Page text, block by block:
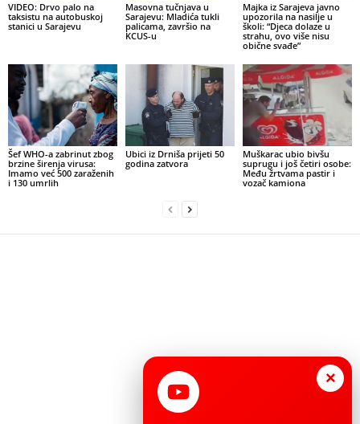
VIDEO: Drvo palo na
taksistu na autobuskoj
stanici u Sarajevu
Masovna tučnjava u
Sarajevu: Mladića tukli
palicama, završio na
KCUS-u
Majka iz Sarajeva javno
upozorila na nasilje u
školi: “Djeca dolaze u
strahu, ovo više nisu
obične svađe”
Šef WHO-a zabrinut zbog
brzine širenja virusa:
Imamo već 500 zaraženih
i 130 umrlih
Ubici iz Drniša prijeti 50
godina zatvora
Muškarac ubio bivšu
suprugu i još četiri osobe:
Među žrtvama pastir i
vozač kamiona
×